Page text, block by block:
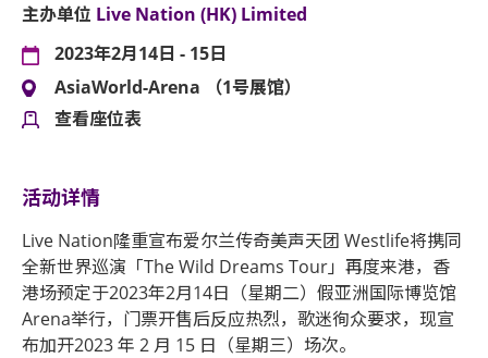
主办单位 Live Nation (HK) Limited
2023年2月14日 - 15日
AsiaWorld-Arena （1号展馆）
查看座位表
活动详情
Live Nation隆重宣布爱尔兰传奇美声天团 Westlife将携同
全新世界巡演「The Wild Dreams Tour」再度来港，香
港场预定于2023年2月14日（星期二）假亚洲国际博览馆
Arena举行，门票开售后反应热烈，歌迷徇众要求，现宣
布加开2023 年 2 月 15 日（星期三）场次。